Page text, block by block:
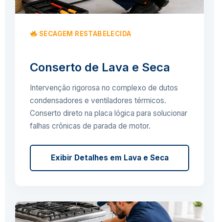
SECAGEM RESTABELECIDA
Conserto de Lava e Seca
Intervenção rigorosa no complexo de dutos
condensadores e ventiladores térmicos.
Conserto direto na placa lógica para solucionar
falhas crônicas de parada de motor.
Exibir Detalhes em Lava e Seca